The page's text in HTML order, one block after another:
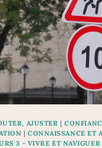
DÉJÀ
EN
RELATION
NON
EXCLUSIVE
?
AJUSTER |
| CONNAISSANCE ET
3 - VIVRE ET